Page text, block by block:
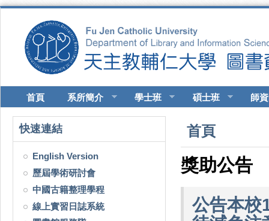
首頁 系所簡介 學士班 碩士班 師
快速連結
English Version
歷屆學術研討會
中國古籍整理學程
線上實習日誌系統
您在這裡
首頁
獎助公告
公告本校